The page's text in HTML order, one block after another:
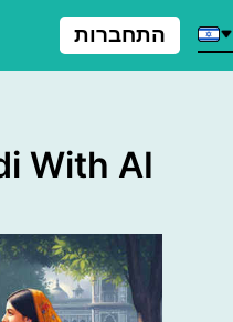
התחברות
With AI